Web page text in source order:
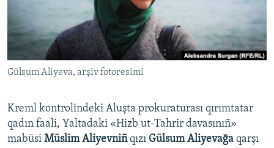
Русский
Українською
QOŞULIÑIZ!
RFE/RS bütün saytları
Gülsum Aliyeva, arşiv fotoresimi
Kreml kontrolindeki Aluşta prokuraturası qırımtatar
qadın faali, Yaltadaki «Hizb ut-Tahrir davasınıñ»
mabüsi Müslim Aliyevniñqızı Gülsum Aliyevağa qarşı